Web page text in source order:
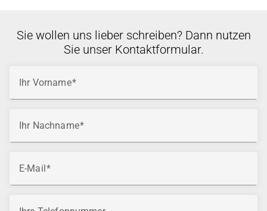
Sie wollen uns lieber schreiben? Dann nutzen
Sie unser Kontaktformular.
Ihr Vorname
Ihr Nachname
E-Mail